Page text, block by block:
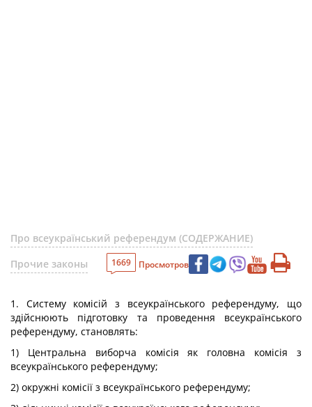
Про всеукраїнський референдум (СОДЕРЖАНИЕ)
Прочие законы
1669 Просмотров
1. Систему комісій з всеукраїнського референдуму, що
здійснюють підготовку та проведення всеукраїнського
референдуму, становлять:
1) Центральна виборча комісія як головна комісія з
всеукраїнського референдуму;
2) окружні комісії з всеукраїнського референдуму;